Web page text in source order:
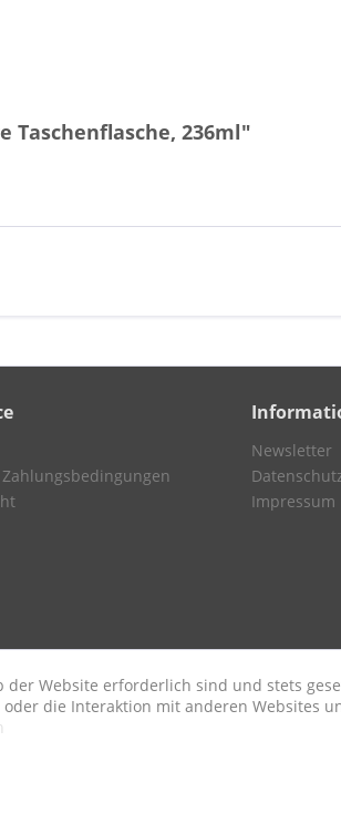
236ml"
Newsletter
Impressum
Website erforderlich sind und stets
die Interaktion mit anderen Websites